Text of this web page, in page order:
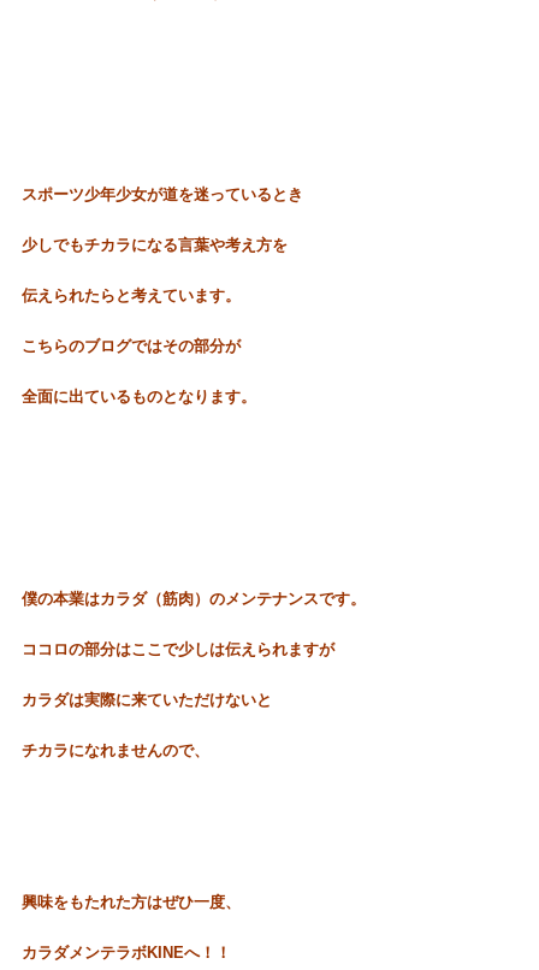
スポーツ少年少女が道を迷っているとき
少しでもチカラになる言葉や考え方を
伝えられたらと考えています。
こちらのブログではその部分が
全面に出ているものとなります。
僕の本業はカラダ（筋肉）のメンテナンスです。
ココロの部分はここで少しは伝えられますが
カラダは実際に来ていただけないと
チカラになれませんので、
興味をもたれた方はぜひ一度、
カラダメンテラボKINEへ！！